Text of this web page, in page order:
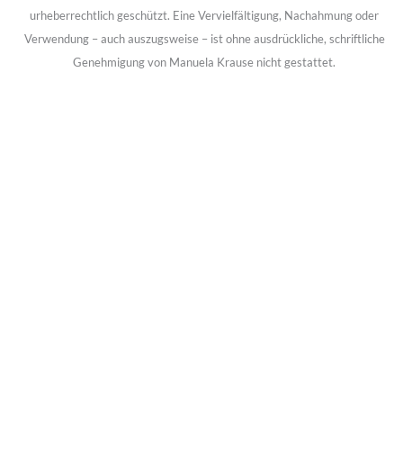
urheberrechtlich geschützt. Eine Vervielfältigung, Nachahmung oder
Verwendung – auch auszugsweise – ist ohne ausdrückliche, schriftliche
Genehmigung von Manuela Krause nicht gestattet.